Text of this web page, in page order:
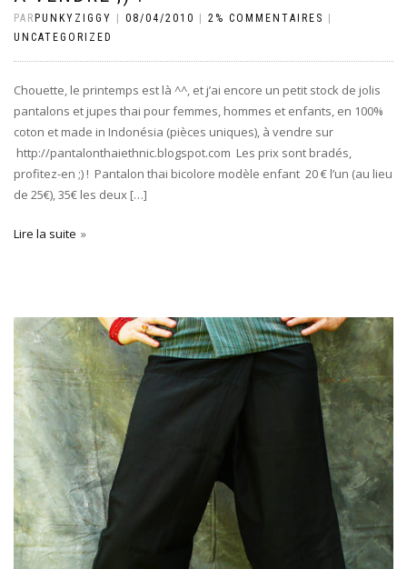
PAR PUNKYZIGGY 08/04/2010 2% COMMENTAIRES
UNCATEGORIZED
Chouette, le printemps est là ^^, et j’ai encore un petit stock de jolis
pantalons et jupes thai pour femmes, hommes et enfants, en 100%
coton et made in Indonésia (pièces uniques), à vendre sur
http://pantalonthaiethnic.blogspot.com Les prix sont bradés,
profitez-en ;) ! Pantalon thai bicolore modèle enfant 20 € l’un (au lieu
de 25€), 35€ les deux […]
Lire la suite